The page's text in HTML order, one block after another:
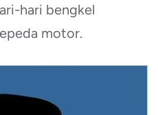
hari bengkel
motor.